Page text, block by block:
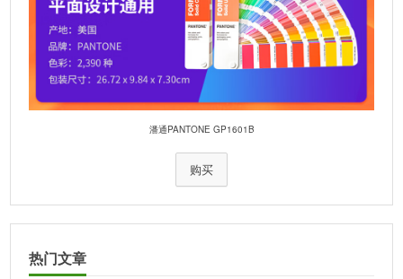
潘通PANTONE GP1601B
购买
热门文章